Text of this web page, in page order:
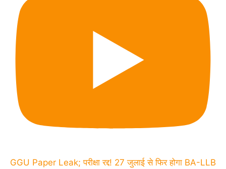
GGU Paper Leak; परीक्षा रद्द! 27 जुलाई से फिर होगा BA-LLB